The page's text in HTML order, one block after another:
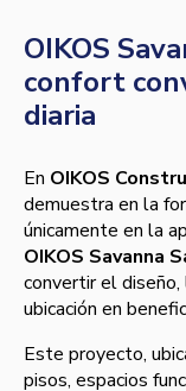
OIKOS
confort
diaria
En OIKOS
demuestra en la
únicamente en la
OIKOS Savanna
convertir el diseño,
ubicación en
Este proyecto,
pisos, espacios